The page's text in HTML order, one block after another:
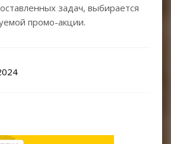
задач, выбирается
промо-акции.